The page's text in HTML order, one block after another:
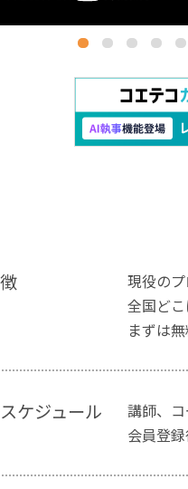
現役の
全国ど
まずは
ケジュール
講師、コ
会員登